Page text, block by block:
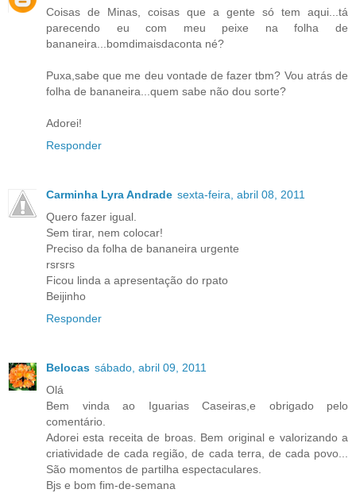
Coisas de Minas, coisas que a gente só tem aqui...tá
parecendo eu com meu peixe na folha de
bananeira...bomdimaisdaconta né?
Puxa,sabe que me deu vontade de fazer tbm? Vou atrás de
folha de bananeira...quem sabe não dou sorte?
Adorei!
Responder
Carminha Lyra Andrade sexta-feira, abril 08, 2011
Quero fazer igual.
Sem tirar, nem colocar!
Preciso da folha de bananeira urgente
rsrsrs
Ficou linda a apresentação do rpato
Beijinho
Responder
Belocas sábado, abril 09, 2011
Olá
Bem vinda ao Iguarias Caseiras,e obrigado pelo
comentário.
Adorei esta receita de broas. Bem original e valorizando a
criatividade de cada região, de cada terra, de cada povo...
São momentos de partilha espectaculares.
Bjs e bom fim-de-semana